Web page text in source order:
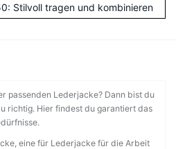
Stilvoll tragen und kombinieren
passenden Lederjacke? Dann bist du
richtig. Hier findest du garantiert das
eine für Lederjacke für die Arbeit